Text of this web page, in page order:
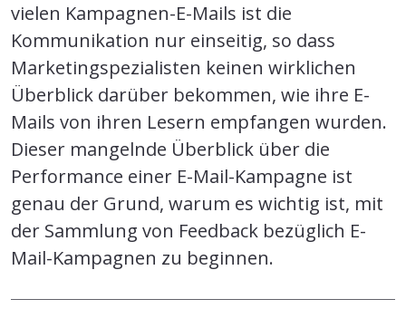
vielen Kampagnen-E-Mails ist die
Kommunikation nur einseitig, so dass
Marketingspezialisten keinen wirklichen
Überblick darüber bekommen, wie ihre E-
Mails von ihren Lesern empfangen wurden.
Dieser mangelnde Überblick über die
Performance einer E-Mail-Kampagne ist
genau der Grund, warum es wichtig ist, mit
der Sammlung von Feedback bezüglich E-
Mail-Kampagnen zu beginnen.